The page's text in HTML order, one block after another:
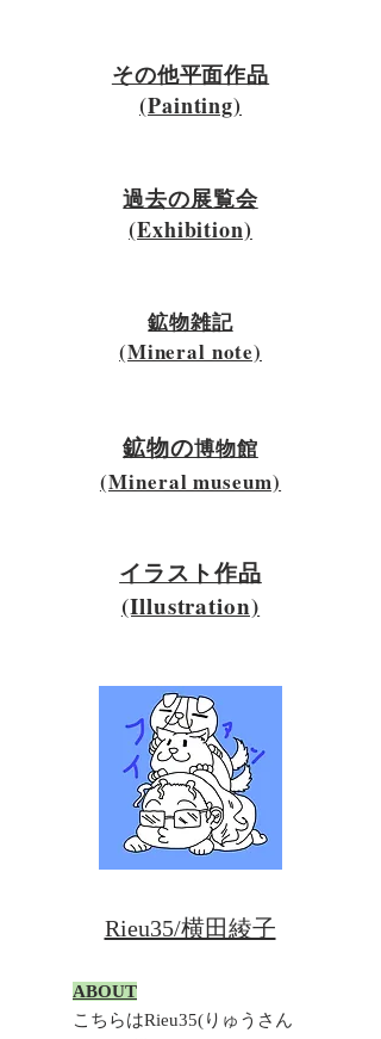
​その他平面作品
​(Painting)
過去の展覧会
​(Exhibition)
​鉱物雑記
​(Mineral note)
​鉱物の博物館
​(Mineral museum)
​イラスト作品
​(Illustration)
​Rieu35/横田綾子
​ABOUT
こちらはRieu35(りゅうさん